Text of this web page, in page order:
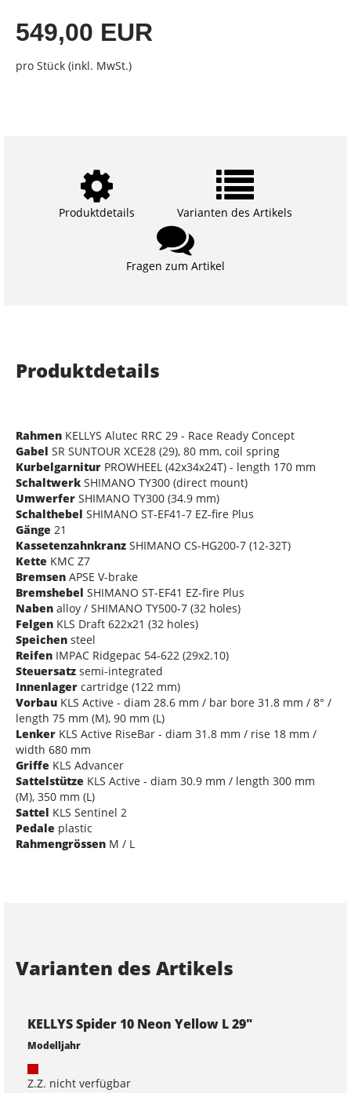
549,00 EUR
pro Stück (inkl. MwSt.)
Produktdetails Varianten des Artikels
Fragen zum Artikel
Produktdetails
Rahmen KELLYS Alutec RRC 29 - Race Ready Concept
Gabel SR SUNTOUR XCE28 (29), 80 mm, coil spring
Kurbelgarnitur PROWHEEL (42x34x24T) - length 170 mm
Schaltwerk SHIMANO TY300 (direct mount)
Umwerfer SHIMANO TY300 (34.9 mm)
Schalthebel SHIMANO ST-EF41-7 EZ-fire Plus
Gänge 21
Kassetenzahnkranz SHIMANO CS-HG200-7 (12-32T)
Kette KMC Z7
Bremsen APSE V-brake
Bremshebel SHIMANO ST-EF41 EZ-fire Plus
Naben alloy / SHIMANO TY500-7 (32 holes)
Felgen KLS Draft 622x21 (32 holes)
Speichen steel
Reifen IMPAC Ridgepac 54-622 (29x2.10)
Steuersatz semi-integrated
Innenlager cartridge (122 mm)
Vorbau KLS Active - diam 28.6 mm / bar bore 31.8 mm / 8° /
length 75 mm (M), 90 mm (L)
Lenker KLS Active RiseBar - diam 31.8 mm / rise 18 mm /
width 680 mm
Griffe KLS Advancer
Sattelstütze KLS Active - diam 30.9 mm / length 300 mm
(M), 350 mm (L)
Sattel KLS Sentinel 2
Pedale plastic
Rahmengrössen M / L
Varianten des Artikels
KELLYS Spider 10 Neon Yellow L 29"
Modelljahr
Z.Z. nicht verfügbar